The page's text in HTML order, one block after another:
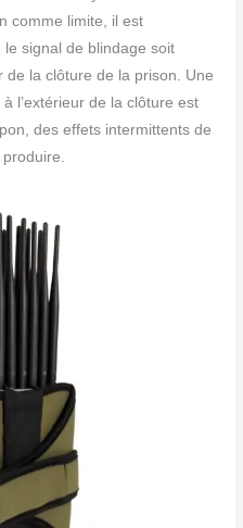
comme limite, il est
signal de blindage soit
de la clôture de la prison. Une
l’extérieur de la clôture est
des effets intermittents de